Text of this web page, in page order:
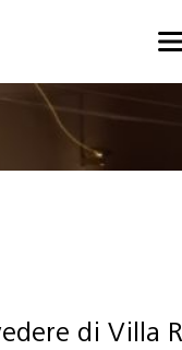
di Villa